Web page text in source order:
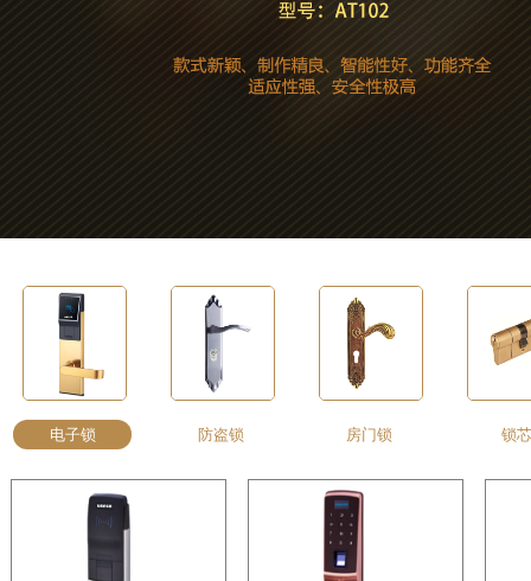
电子锁 防盗锁 房门锁 锁芯